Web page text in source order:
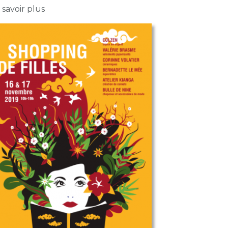
savoir plussur Shopping de filles